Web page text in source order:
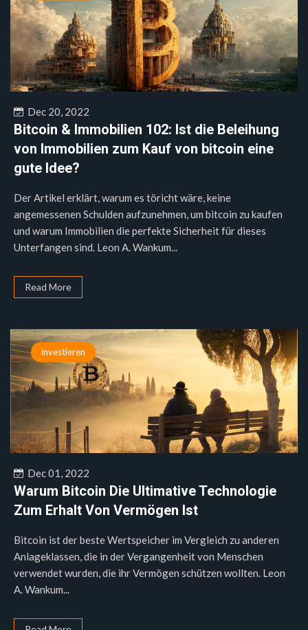
Dec 20, 2022
Bitcoin & Immobilien 102: Ist die Beleihung
von Immobilien zum Kauf von bitcoin eine
gute Idee?
Der Artikel erklärt, warum es töricht wäre, keine
angemessenen Schulden aufzunehmen, um bitcoin zu kaufen
und warum Immobilien die perfekte Sicherheit für dieses
Unterfangen sind. Leon A. Wankum...
Read More
investieren
Dec 01, 2022
Warum Bitcoin Die Ultimative Technologie
Zum Erhalt Von Vermögen Ist
Bitcoin ist der beste Wertspeicher im Vergleich zu anderen
Anlageklassen, die in der Vergangenheit von Menschen
verwendet wurden, die ihr Vermögen schützen wollten. Leon
A. Wankum...